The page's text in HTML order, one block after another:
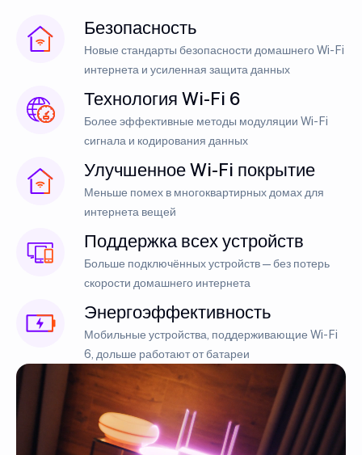
Безопасность
Новые стандарты безопасности домашнего Wi-Fi
интернета и усиленная защита данных
Технология Wi-Fi 6
Более эффективные методы модуляции Wi-Fi
сигнала и кодирования данных
Улучшенное Wi-Fi покрытие
Меньше помех в многоквартирных домах для
интернета вещей
Поддержка всех устройств
Больше подключённых устройств — без потерь
скорости домашнего интернета
Энергоэффективность
Мобильные устройства, поддерживающие Wi-Fi
6, дольше работают от батареи